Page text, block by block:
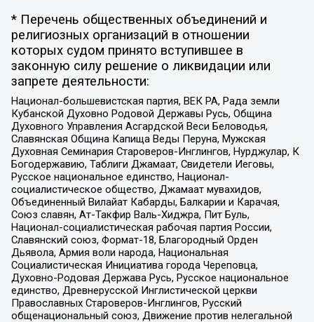
* Перечень общественных объединений и
религиозных организаций в отношении
которых судом принято вступившее в
законную силу решение о ликвидации или
запрете деятельности:
Национал-большевистская партия, ВЕК РА, Рада земли
Кубанской Духовно Родовой Державы Русь, Община
Духовного Управления Асгардской Веси Беловодья,
Славянская Община Капища Веды Перуна, Мужская
Духовная Семинария Староверов-Инглингов, Нурджулар, К
Богодержавию, Таблиги Джамаат, Свидетели Иеговы,
Русское национальное единство, Национал-
социалистическое общество, Джамаат мувахидов,
Объединенный Вилайат Кабарды, Балкарии и Карачая,
Союз славян, Ат-Такфир Валь-Хиджра, Пит Буль,
Национал-социалистическая рабочая партия России,
Славянский союз, Формат-18, Благородный Орден
Дьявола, Армия воли народа, Национальная
Социалистическая Инициатива города Череповца,
Духовно-Родовая Держава Русь, Русское национальное
единство, Древнерусской Инглистической церкви
Православных Староверов-Инглингов, Русский
общенациональный союз, Движение против нелегальной